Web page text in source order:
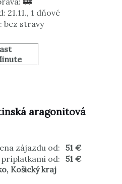
21.11., 1 dňové
bez stravy
aragonitová
zájazdu od:
51 €
príplatkami od: 51 €
, Košický kraj